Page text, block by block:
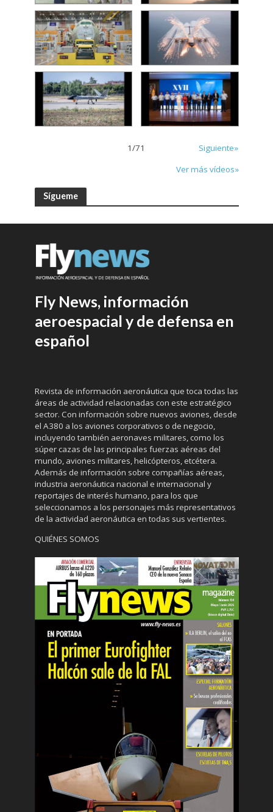
1/71
Siguiente»
Ver más vídeos»
Sígueme
Fly News, información
aeroespacial y de defensa en
español
Revista de información aeronáutica que toca todas las
áreas de actividad relacionadas con este estratégico
sector. Con información sobre nuevos aviones, desde
el A380 a los aviones corporativos o de negocio,
incluyendo también aeronaves militares, como los
súper cazas de las principales fuerzas aéreas del
mundo, aviones militares, helicópteros, etcétera.
Además de información sobre compañías aéreas,
industria aeronáutica nacional e internacional y
reportajes de interés humano, para los que
seleccionamos a los personajes más representativos
de la actividad aeronáutica en todas sus vertientes.
QUIÉNES SOMOS